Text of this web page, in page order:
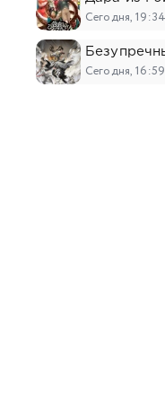
Сегодня, 19:34
Сегодня, 16:59